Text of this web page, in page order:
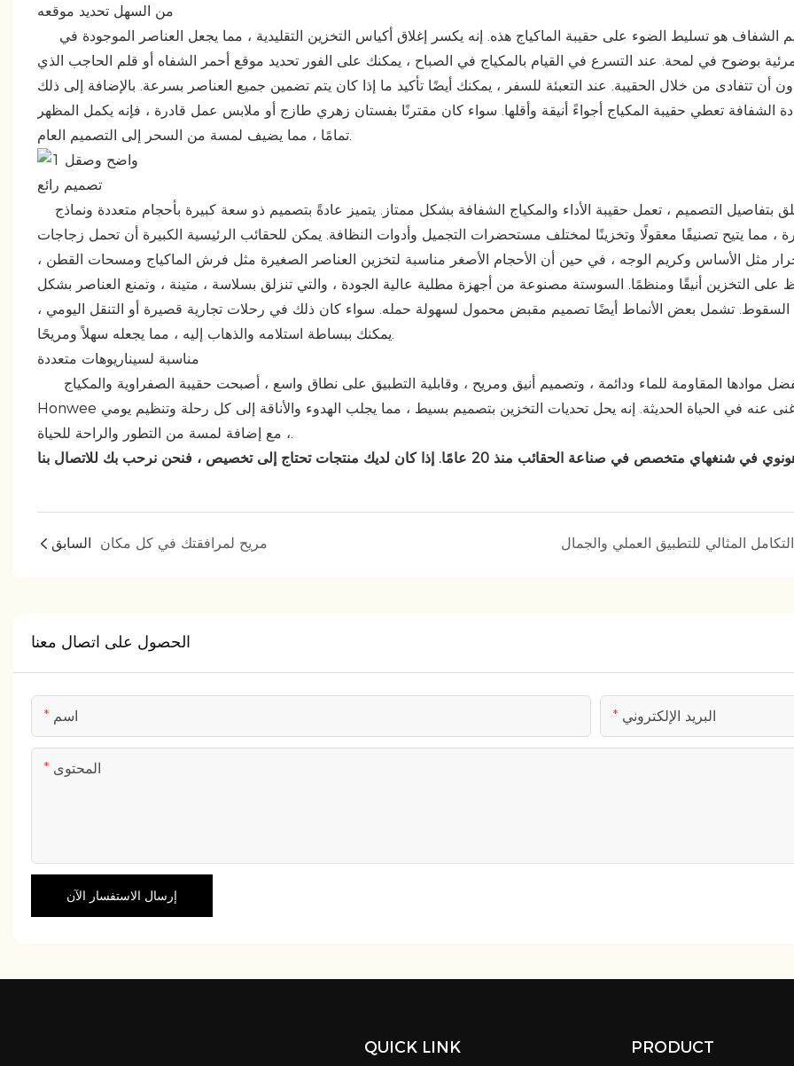
من السهل تحديد موقعه
بوضوح في لمحة. عند التسرع في القيام بالمكياج في الصباح ، يمكنك على الفور تحديد موقع أحمر الشفاه أو قلم الحاجب الذي
أن تتفادى من خلال الحقيبة. عند التعبئة للسفر ، يمكنك أيضًا تأكيد ما إذا كان يتم تضمين جميع العناصر بسرعة. بالإضافة إلى ذلك
الشفافة تعطي حقيبة المكياج أجواءً أنيقة وأقلها. سواء كان مقترنًا بفستان زهري طازج أو ملابس عمل قادرة ، فإنه يكمل المظهر
تمامًا ، مما يضيف لمسة من السحر إلى التصميم العام.
تصميم رائع
، مما يتيح تصنيفًا معقولًا وتخزينًا لمختلف مستحضرات التجميل وأدوات النظافة. يمكن للحقائب الرئيسية الكبيرة أن تحمل زجاجات
مثل الأساس وكريم الوجه ، في حين أن الأحجام الأصغر مناسبة لتخزين العناصر الصغيرة مثل فرش الماكياج ومسحات القطن ،
على التخزين أنيقًا ومنظمًا. السوستة مصنوعة من أجهزة مطلية عالية الجودة ، والتي تنزلق بسلاسة ، متينة ، وتمنع العناصر بشكل
تشمل بعض الأنماط أيضًا تصميم مقبض محمول لسهولة حمله. سواء كان ذلك في رحلات تجارية قصيرة أو التنقل اليومي ،
يمكنك ببساطة استلامه والذهاب إليه ، مما يجعله سهلاً ومريحًا.
مناسبة لسيناريوهات متعددة
Honwee تخزينًا لا غنى عنه في الحياة الحديثة. إنه يحل تحديات التخزين بتصميم بسيط ، مما يجلب الهدوء والأناقة إلى كل رحلة وتنظيم يومي
، مع إضافة لمسة من التطور والراحة للحياة.
السابق مريح لمرافقتك في كل مكان التكامل المثالي للتطبيق العملي والجمال
الحصول على اتصال معنا
اسم البريد الإلكتروني
المحتوى
إرسال الاستفسار الآن
QUICK LINK PRODUCT